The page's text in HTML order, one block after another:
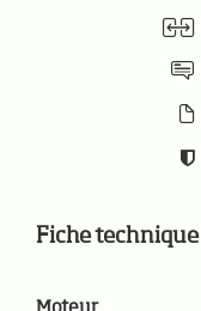
Fiche technique